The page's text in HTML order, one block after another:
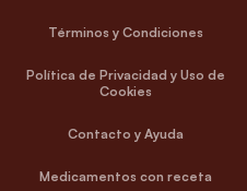
Términos y Condiciones
Política de Privacidad y Uso de
Cookies
Contacto y Ayuda
Medicamentos con receta